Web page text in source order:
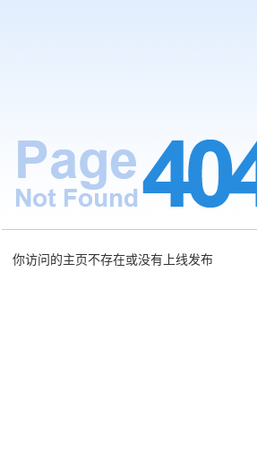
你访问的主页不存在或没有上线发布